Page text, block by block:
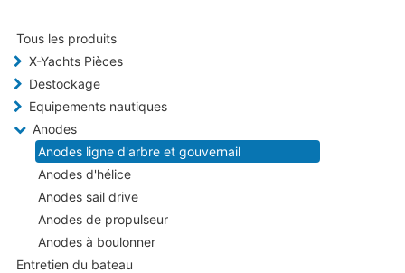
Tous les produits
X-Yachts Pièces
Destockage
Equipements nautiques
Anodes
Anodes ligne d'arbre et gouvernail
Anodes d'hélice
Anodes sail drive
Anodes de propulseur
Anodes à boulonner
Entretien du bateau